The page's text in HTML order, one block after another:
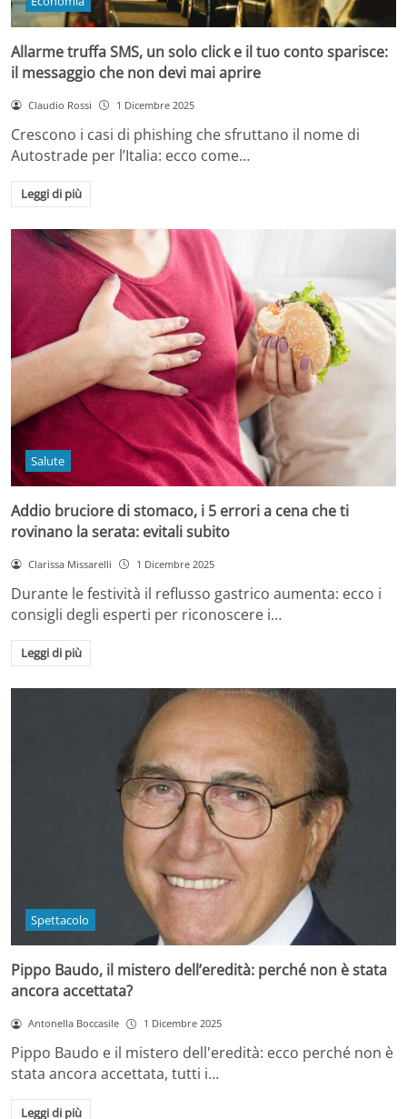
Allarme truffa SMS, un solo click e il tuo conto sparisce:
il messaggio che non devi mai aprire
Claudio Rossi 1 Dicembre 2025
Crescono i casi di phishing che sfruttano il nome di
Autostrade per l’Italia: ecco come…
Leggi di più
Salute
Addio bruciore di stomaco, i 5 errori a cena che ti
rovinano la serata: evitali subito
Clarissa Missarelli 1 Dicembre 2025
Durante le festività il reflusso gastrico aumenta: ecco i
consigli degli esperti per riconoscere i…
Leggi di più
Spettacolo
Pippo Baudo, il mistero dell’eredità: perché non è stata
ancora accettata?
Antonella Boccasile 1 Dicembre 2025
Pippo Baudo e il mistero dell'eredità: ecco perché non è
stata ancora accettata, tutti i…
Leggi di più